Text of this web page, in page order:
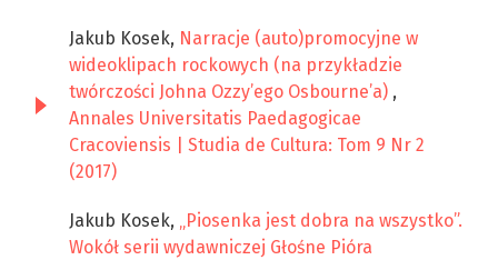
Jakub Kosek, Narracje (auto)promocyjne w
wideoklipach rockowych (na przykładzie
twórczości Johna Ozzy’ego Osbourne’a) ,
Annales Universitatis Paedagogicae
Cracoviensis | Studia de Cultura: Tom 9 Nr 2
(2017)
Jakub Kosek, „Piosenka jest dobra na wszystko”.
Wokół serii wydawniczej Głośne Pióra